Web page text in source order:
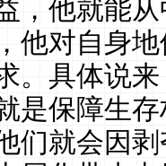
，他就能
他对自身
。具体说
是保障生
们就会因